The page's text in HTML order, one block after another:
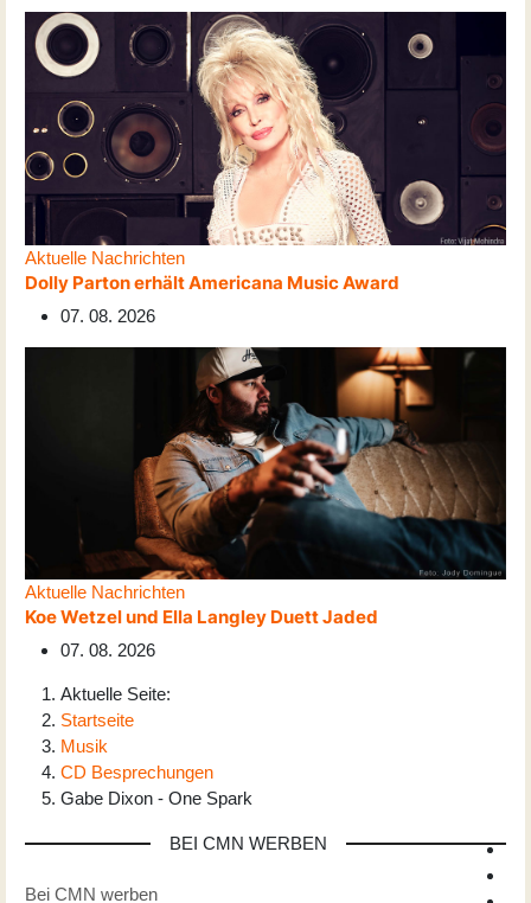
Aktuelle Nachrichten
Dolly Parton erhält Americana Music Award
07. 08. 2026
Aktuelle Nachrichten
Koe Wetzel und Ella Langley Duett Jaded
07. 08. 2026
Aktuelle Seite:
Startseite
Musik
CD Besprechungen
Gabe Dixon - One Spark
BEI CMN WERBEN
Bei CMN werben